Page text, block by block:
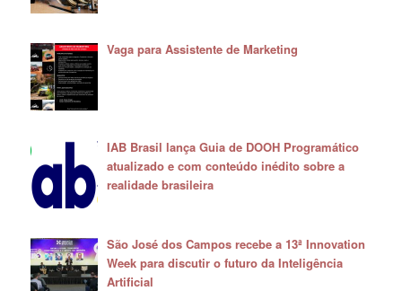
Vaga para Assistente de Marketing
IAB Brasil lança Guia de DOOH Programático
atualizado e com conteúdo inédito sobre a
realidade brasileira
São José dos Campos recebe a 13ª Innovation
Week para discutir o futuro da Inteligência
Artificial